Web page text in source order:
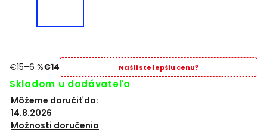
€15–6 %€14 Našli ste lepšiu cenu?
Skladom u dodávateľa
Môžeme doručiť do:
14.8.2026
Možnosti doručenia